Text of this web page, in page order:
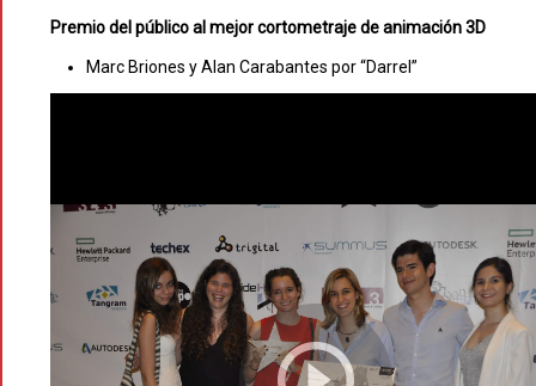
Premio del público al mejor cortometraje de animación 3D
Marc Briones y Alan Carabantes por “Darrel”